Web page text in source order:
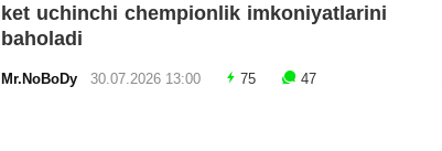
ket uchinchi chempionlik imkoniyatlarini
baholadi
Mr.NoBoDy 30.07.2026 13:00 75 47